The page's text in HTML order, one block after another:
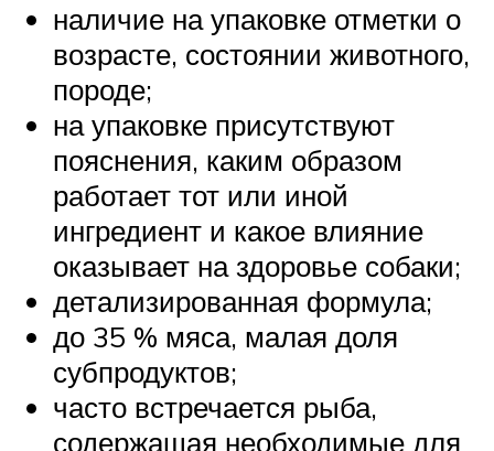
наличие на упаковке отметки о
возрасте, состоянии животного,
породе;
на упаковке присутствуют
пояснения, каким образом
работает тот или иной
ингредиент и какое влияние
оказывает на здоровье собаки;
детализированная формула;
до 35 % мяса, малая доля
субпродуктов;
часто встречается рыба,
содержащая необходимые для